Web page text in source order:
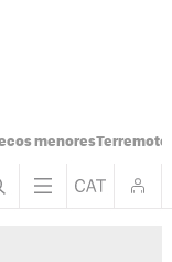
menoresTerremoto